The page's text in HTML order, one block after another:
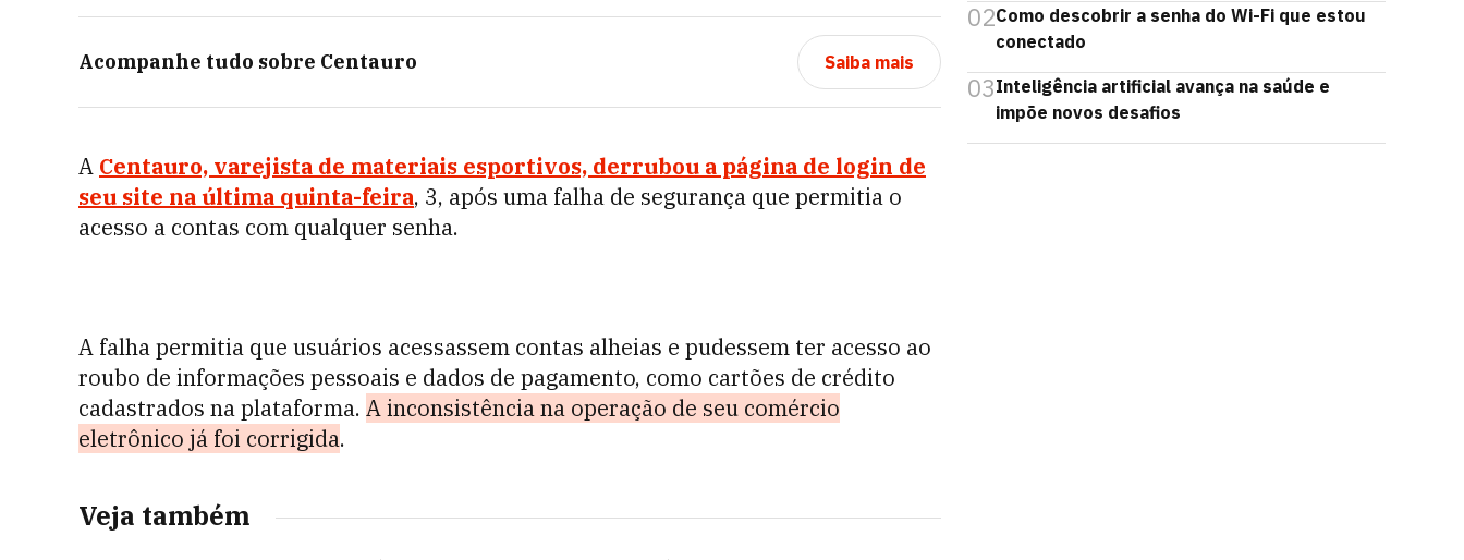
Acompanhe tudo sobre Centauro Saiba mais
A Centauro, varejista de materiais esportivos, derrubou a página de login de
seu site na última quinta-feira, 3, após uma falha de segurança que permitia o
acesso a contas com qualquer senha.
A falha permitia que usuários acessassem contas alheias e pudessem ter acesso ao
roubo de informações pessoais e dados de pagamento, como cartões de crédito
cadastrados na plataforma. A inconsistência na operação de seu comércio
eletrônico já foi corrigida.
Veja também
02Como descobrir a senha do Wi-Fi que estou
conectado
03Inteligência artificial avança na saúde e
impõe novos desafios